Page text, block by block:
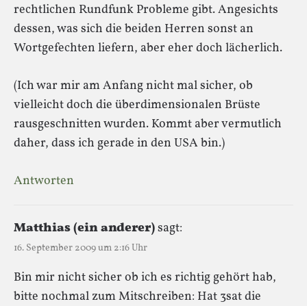
rechtlichen Rundfunk Probleme gibt. Angesichts
dessen, was sich die beiden Herren sonst an
Wortgefechten liefern, aber eher doch lächerlich.
(Ich war mir am Anfang nicht mal sicher, ob
vielleicht doch die überdimensionalen Brüste
rausgeschnitten wurden. Kommt aber vermutlich
daher, dass ich gerade in den USA bin.)
Antworten
Matthias (ein anderer)sagt:
16. September 2009 um 2:16 Uhr
Bin mir nicht sicher ob ich es richtig gehört hab,
bitte nochmal zum Mitschreiben: Hat 3sat die